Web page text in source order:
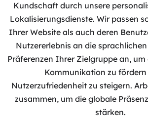
Kundschaft durch unsere
Lokalisierungsdienste. Wir passen
Ihrer Website als auch deren
Nutzererlebnis an die
Präferenzen Ihrer Zielgruppe an, um
Kommunikation zu
Nutzerzufriedenheit zu steigern.
zusammen, um die globale
stärken.